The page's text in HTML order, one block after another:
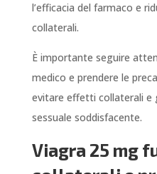
l’efficacia del farmaco e
collaterali.
È importante seguire
medico e prendere le
evitare effetti collaterali e
sessuale soddisfacente.
Viagra 25 mg